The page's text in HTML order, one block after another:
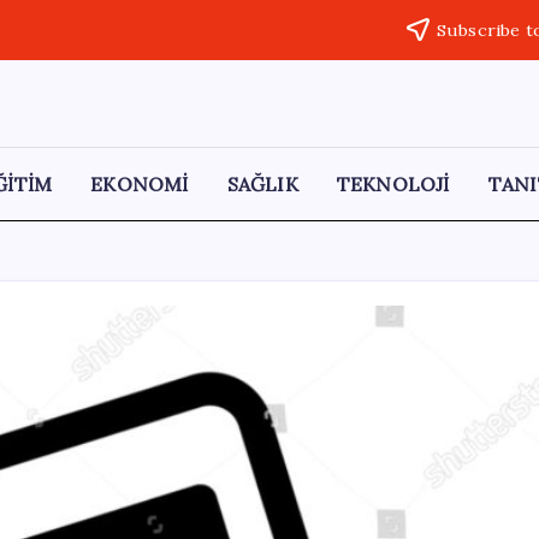
Subscribe
EKONOMİ SAĞLIK TEKNOLOJİ